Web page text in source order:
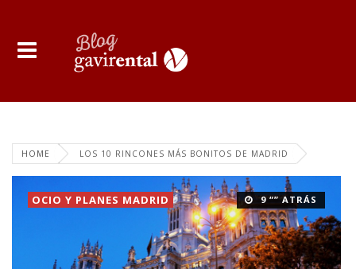
HOME LOS 10 RINCONES MÁS BONITOS DE MADRID
9 “” ATRÁS
OCIO Y PLANES MADRID